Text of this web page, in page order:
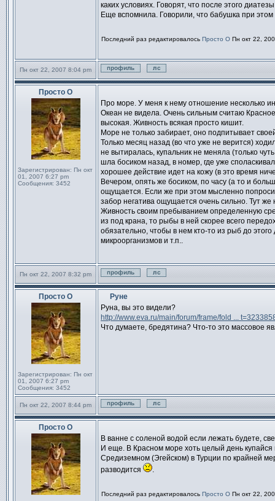
каких условиях. Говорят, что после этого
Еще вспомнила. Говорили, что бабушка при
Последний раз редактировалось Просто О Пн окт 22,
Пн окт 22, 2007 8:04 pm
Профиль
Отправить личное
Просто О
Зарегистрирован: Пн окт
01, 2007 6:27 pm
Сообщения: 3452
Сообщение
Про море. У меня к нему отношение несколько
Океан не видела. Очень сильным считаю
высокая. Живность всякая просто кишит.
Море не только забирает, оно подпитывает
Только месяц назад (во что уже не верится)
не вытиралась, купальник не меняла (только
шла босиком назад, в номер, где уже
хорошее действие идет на кожу (в это время
Вечером, опять же босиком, по часу (а то и
ощущается. Если же при этом мысленно
забор негатива ощущается очень сильно. Тут
Живность своим пребыванием определенную
из под крана, то рыбы в ней скорее всего
обязательно, чтобы в нем кто-то из рыб до
микроорганизмов и т.п..
Пн окт 22, 2007 8:32 pm
Профиль
Отправить личное
Просто О
Зарегистрирован: Пн окт
01, 2007 6:27 pm
Сообщения: 3452
Руне
Руна, вы это видели?
http://www.eva.ru/main/forum/frame/fold ...
Что думаете, бредятина? Что-то это массовое
Пн окт 22, 2007 8:44 pm
Профиль
Отправить личное
Просто О
В ванне с соленой водой если лежать будете,
И еще. В Красном море хоть целый день купайся
Средиземном (Эгейском) в Турции по крайней
разводится
.
Последний раз редактировалось Просто О Пн окт 22,